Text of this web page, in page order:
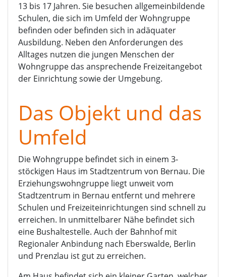
13 bis 17 Jahren. Sie besuchen allgemeinbildende
Schulen, die sich im Umfeld der Wohngruppe
befinden oder befinden sich in adäquater
Ausbildung. Neben den Anforderungen des
Alltages nutzen die jungen Menschen der
Wohngruppe das ansprechende Freizeitangebot
der Einrichtung sowie der Umgebung.
Das Objekt und das
Umfeld
Die Wohngruppe befindet sich in einem 3-
stöckigen Haus im Stadtzentrum von Bernau. Die
Erziehungswohngruppe liegt unweit vom
Stadtzentrum in Bernau entfernt und mehrere
Schulen und Freizeiteinrichtungen sind schnell zu
erreichen. In unmittelbarer Nähe befindet sich
eine Bushaltestelle. Auch der Bahnhof mit
Regionaler Anbindung nach Eberswalde, Berlin
und Prenzlau ist gut zu erreichen.